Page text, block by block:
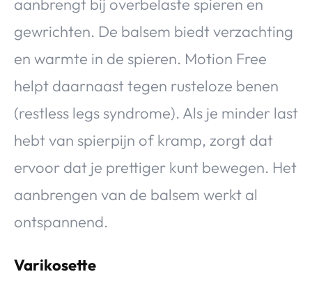
aanbrengt bij overbelaste spieren en
gewrichten. De balsem biedt verzachting
en warmte in de spieren. Motion Free
helpt daarnaast tegen rusteloze benen
(restless legs syndrome). Als je minder last
hebt van spierpijn of kramp, zorgt dat
ervoor dat je prettiger kunt bewegen. Het
aanbrengen van de balsem werkt al
ontspannend.
Varikosette